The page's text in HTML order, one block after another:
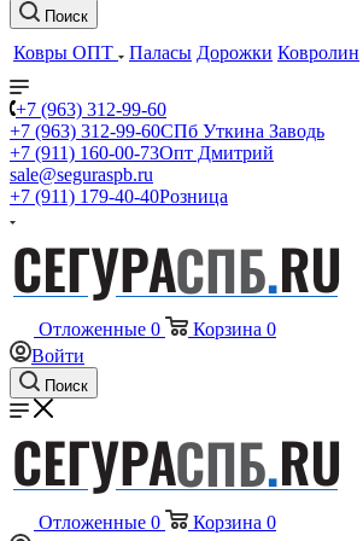
Поиск
Ковры ОПТ Паласы Дорожки Ковролин
+7 (963) 312-99-60
+7 (963) 312-99-60СПб Уткина Заводь
+7 (911) 160-00-73Опт Дмитрий
sale@seguraspb.ru
+7 (911) 179-40-40Розница
Отложенные 0 Корзина 0
Войти
Поиск
Отложенные 0 Корзина 0